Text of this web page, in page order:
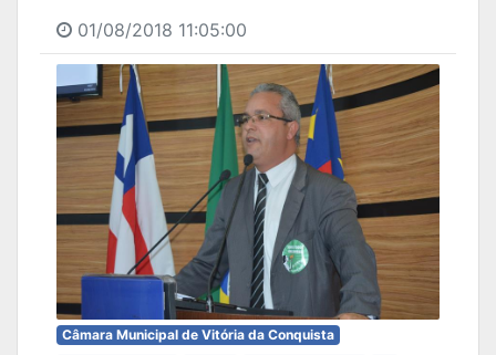
01/08/2018 11:05:00
Câmara Municipal de Vitória da Conquista